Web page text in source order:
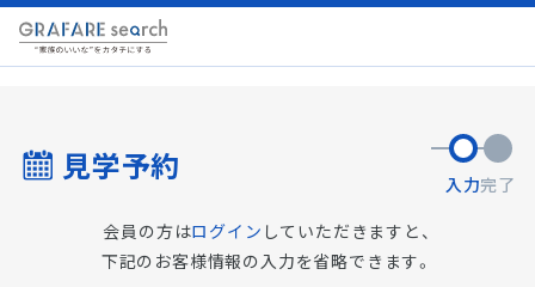
見学予約 入力完了
会員の方はログイン していただきますと、
下記のお客様情報の入力を省略できます。